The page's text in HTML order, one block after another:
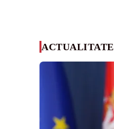
ACTUALITATE